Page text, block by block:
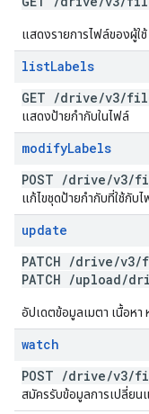
แสดงรายการไฟล์ของผู้ใช้
listLabels
GET /drive/v3/
แสดงป้ายกำกับในไฟล์
modifyLabels
POST /drive/v3/
แก้ไขชุดป้ายกำกับที่ใช้กับไ
update
PATCH /drive/v3/
PATCH /upload/
อัปเดตข้อมูลเมตา เนื้อห
watch
POST /drive/v3/
สมัครรับข้อมูลการเปลี่ยน